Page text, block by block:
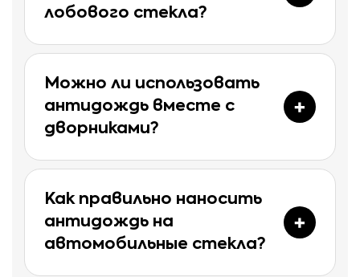
лобового стекла?
Можно ли использовать
антидождь вместе с
дворниками?
Как правильно наносить
антидождь на
автомобильные стекла?